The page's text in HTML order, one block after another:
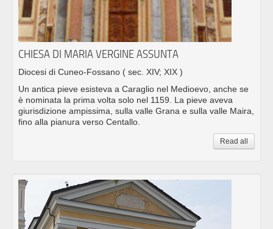
CHIESA DI MARIA VERGINE ASSUNTA
Diocesi di Cuneo-Fossano ( sec. XIV; XIX )
Un antica pieve esisteva a Caraglio nel Medioevo, anche se
è nominata la prima volta solo nel 1159. La pieve aveva
giurisdizione ampissima, sulla valle Grana e sulla valle Maira,
fino alla pianura verso Centallo.
Read all